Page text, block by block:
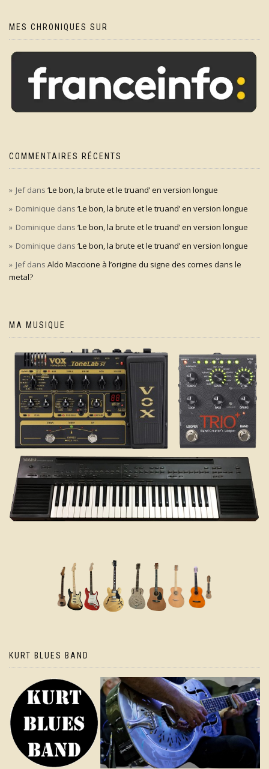
MES CHRONIQUES SUR
COMMENTAIRES RÉCENTS
Jefdans ‘Le bon, la brute et le truand’ en version longue
Dominique dans ‘Le bon, la brute et le truand’ en version longue
Dominique dans ‘Le bon, la brute et le truand’ en version longue
Dominique dans ‘Le bon, la brute et le truand’ en version longue
Jefdans Aldo Maccione à l’origine du signe des cornes dans le
metal?
MA MUSIQUE
KURT BLUES BAND